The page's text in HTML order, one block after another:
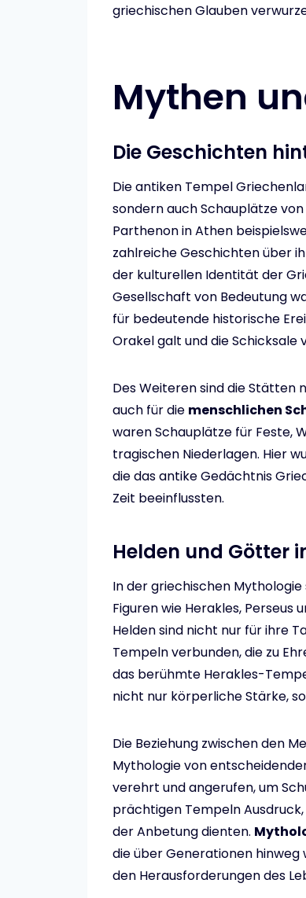
griechischen Glauben
Mythen
Die Geschichten
Die antiken Tempel
sondern auch Schauplätze von
Parthenon in Athen
zahlreiche Geschichten über
der kulturellen Identität der
Gesellschaft von Bedeutung
für bedeutende historische
Orakel galt und die
Des Weiteren sind die Stätten
auch für die menschlichen
waren Schauplätze für Feste,
tragischen Niederlagen. Hier
die das antike Gedächtnis
Zeit beeinflussten.
Helden und Götter
In der griechischen
Figuren wie Herakles, Perseus
Helden sind nicht nur für ihre
Tempeln verbunden, die zu
das berühmte Herakles-
nicht nur körperliche Stärke,
Die Beziehung zwischen den
Mythologie von
verehrt und angerufen, um
prächtigen Tempeln
der Anbetung dienten.
die über Generationen
den Herausforderungen des